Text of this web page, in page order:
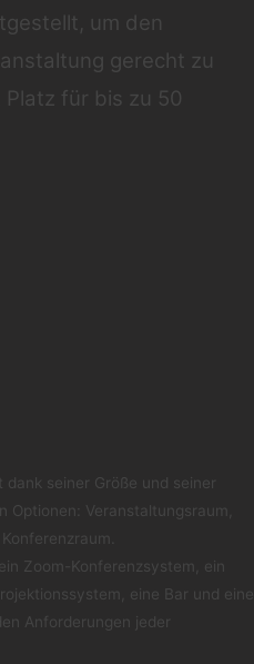
um den
gerecht zu
Platz für bis zu 50
seiner Größe und seiner
Optionen: Veranstaltungsraum,
Zoom-Konferenzsystem, ein
eine Bar und eine
Anforderungen jeder